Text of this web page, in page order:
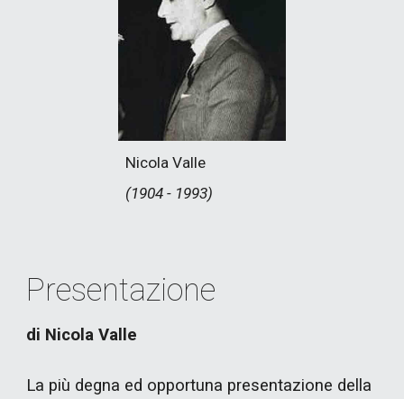
Nicola Valle
(1904 - 1993)
Presentazione
di Nicola Valle
La più degna ed opportuna presentazione della